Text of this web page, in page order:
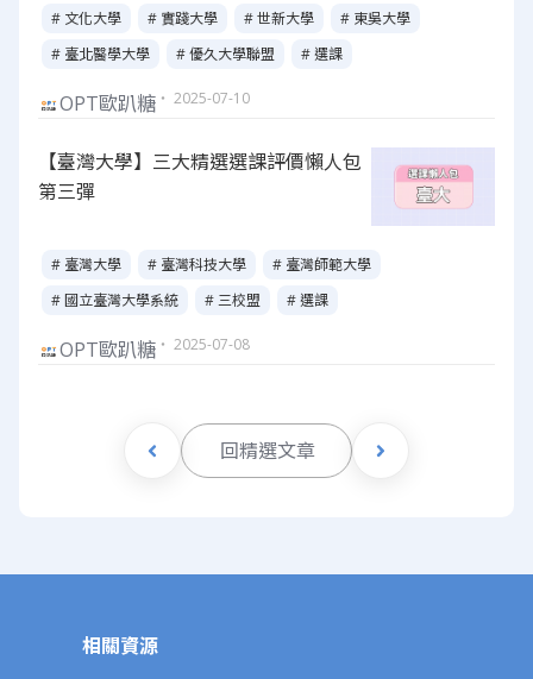
# 文化大學
# 實踐大學 # 世新大學
# 東吳大學
# 臺北醫學大學
# 優久大學聯盟 # 選課
OPT歐趴糖 ・ 2025-07-10
【臺灣大學】三大精選選課評價懶人包
第三彈
# 臺灣大學 # 臺灣科技大學
# 臺灣師範大學
# 國立臺灣大學系統
# 三校盟 # 選課
OPT歐趴糖 ・ 2025-07-08
回精選文章
相關資源